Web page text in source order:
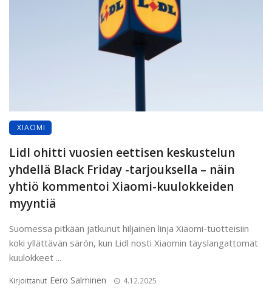
XIAOMI
Lidl ohitti vuosien eettisen keskustelun
yhdellä Black Friday -tarjouksella – näin
yhtiö kommentoi Xiaomi-kuulokkeiden
myyntiä
Suomessa pitkään jatkunut hiljainen linja Xiaomi-tuotteisiin
koki yllättävän särön, kun Lidl nosti Xiaomin täyslangattomat
kuulokkeet ...
Kirjoittanut Eero Salminen 4.12.2025